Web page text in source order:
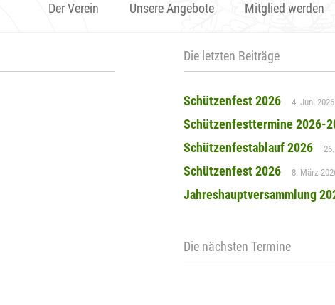
Der Verein Unsere Angebote Mitglied werden
Die letzten Beiträge
Schützenfest 2026 4. Juni 2026
Schützenfesttermine 2026-
Schützenfestablauf 2026
Schützenfest 2026 8. März
Jahreshauptversammlung
Die nächsten Termine